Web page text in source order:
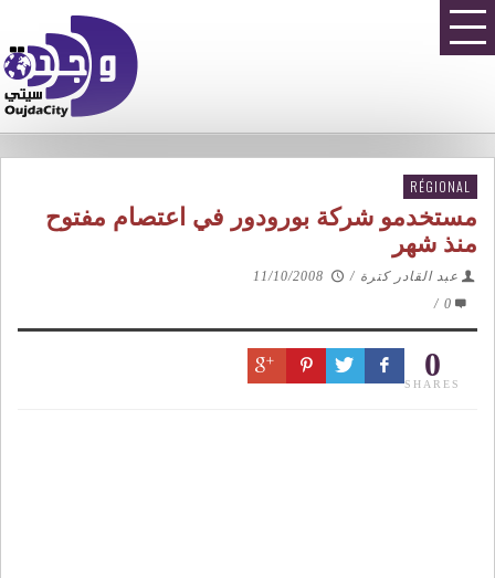
RÉGIONAL
مستخدمو شركة بورودور في اعتصام مفتوح
منذ شهر
عبد القادر كترة /
11/10/2008
0
/
0
SHARES